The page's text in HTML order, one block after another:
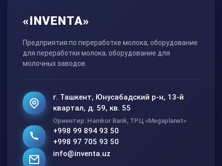
«INVENTA»
Предприятия по переработке молока, оборудование
для переработки молока, оборудование для
молочных заводов.
г. Ташкент, Юнусабадский р-н, 13-й
квартал, д. 59, кв. 55
Ориентир: Hamkor Bank, ТРЦ «Megaplanet»
+998 99 894 93 50
+998 97 705 93 50
info@inventa.uz